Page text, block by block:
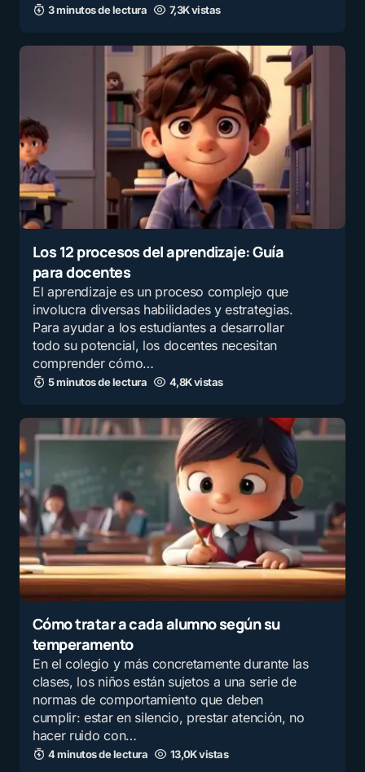
3 minutos de lectura 7,3K vistas
Los 12 procesos del aprendizaje: Guía
para docentes
El aprendizaje es un proceso complejo que
involucra diversas habilidades y estrategias.
Para ayudar a los estudiantes a desarrollar
todo su potencial, los docentes necesitan
comprender cómo…
5 minutos de lectura 4,8K vistas
Cómo tratar a cada alumno según su
temperamento
En el colegio y más concretamente durante las
clases, los niños están sujetos a una serie de
normas de comportamiento que deben
cumplir: estar en silencio, prestar atención, no
hacer ruido con…
4 minutos de lectura 13,0K vistas